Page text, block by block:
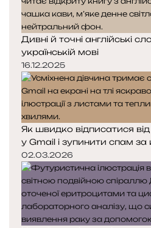
Дивні й точні англійські
українській мові
16.12.2025
Як швидко відписатися
у Gmail і зупинити спам за
02.03.2026